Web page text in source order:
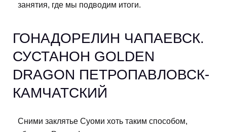
занятия, где мы подводим итоги.
ГОНАДОРЕЛИН ЧАПАЕВСК.
СУСТАНОН GOLDEN
DRAGON ПЕТРОПАВЛОВСК-
КАМЧАТСКИЙ
Сними заклятье Суоми хоть таким способом,